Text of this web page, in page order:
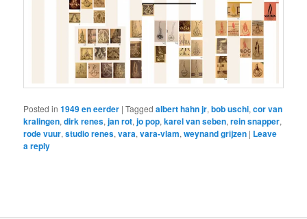
Posted in 1949 en eerder |Tagged albert hahn jr,bob uschi,cor van
kralingen,dirk renes,jan rot,jo pop,karel van seben,rein snapper,
rode vuur,studio renes,vara,vara-vlam,weynand grijzen | Leave
a reply